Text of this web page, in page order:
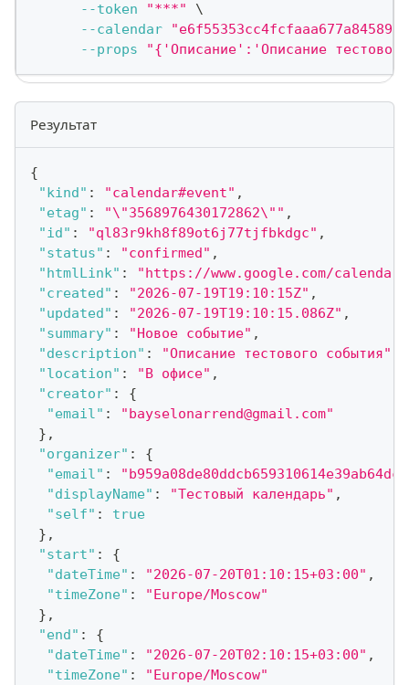
--token
"***"
\
--calendar
--props
"{'Описание':'Описание
Результат
{
"kind" : "calendar#event" ,
"etag" : "\"3568976430172862\"" ,
"id" : "ql83r9kh8f89ot6j77tjfbkdgc" ,
"status" : "confirmed" ,
"htmlLink" :
"https://www.google.com/calendar/
"created" : "2026-07-19T19:10:15Z" ,
"updated" : "2026-07-19T19:10:15.086Z" ,
"summary" : "Новое событие" ,
"description" : "Описание тестового события"
"location" : "В офисе" ,
"creator" :
{
"email" :
"bayselonarrend@gmail.com"
} ,
"organizer" :
{
"email" :
"displayName" : "Тестовый календарь" ,
"self" :
true
} ,
"start" :
{
"dateTime" : "2026-07-20T01:10:15+03:00" ,
"timeZone" :
"Europe/Moscow"
} ,
"end" :
{
"dateTime" : "2026-07-20T02:10:15+03:00" ,
"timeZone" :
"Europe/Moscow"